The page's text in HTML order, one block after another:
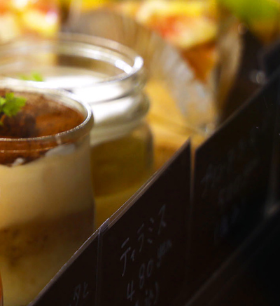
CAKE
SHOP
CAKE
COOKIE・
QUICHE
etc
GALLERY